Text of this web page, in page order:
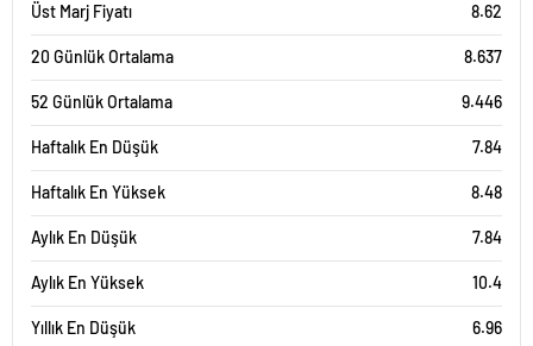
Üst Marj Fiyatı 8.62
20 Günlük Ortalama 8.637
52 Günlük Ortalama 9.446
Haftalık En Düşük 7.84
Haftalık En Yüksek 8.48
Aylık En Düşük 7.84
Aylık En Yüksek 10.4
Yıllık En Düşük 6.96